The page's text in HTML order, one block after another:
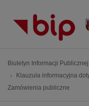
Ś
i
Biuletyn Informacji
Klauzula informacyjna
Zamówienia publiczne